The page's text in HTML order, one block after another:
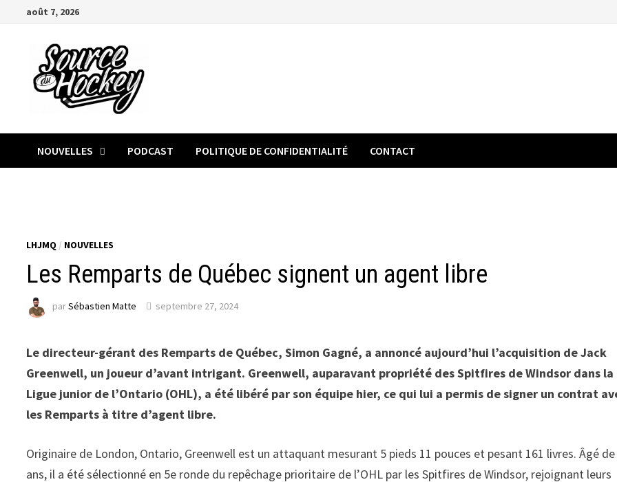
Passeraoût 7, 2026
NOUVELLES PODCAST POLITIQUE DE CONFIDENTIALITÉ CONTACT
LHJMQ / NOUVELLES
Les Remparts de Québec signent un agent libre
parSébastien Matte septembre 27, 2024
Le directeur-gérant des Remparts de Québec, Simon Gagné, a annoncé aujourd’hui l’acquisition de Jack
Greenwell, un joueur d’avant intrigant. Greenwell, auparavant propriété des Spitfires de Windsor dans la
Ligue junior de l’Ontario (OHL), a été libéré par son équipe hier, ce qui lui a permis de signer un contrat
les Remparts à titre d’agent libre.
Originaire de London, Ontario, Greenwell est un attaquant mesurant 5 pieds 11 pouces et pesant 161 livres. Âgé
ans, il a été sélectionné en 5e ronde du repêchage prioritaire de l’OHL par les Spitfires de Windsor, rejoignant leurs